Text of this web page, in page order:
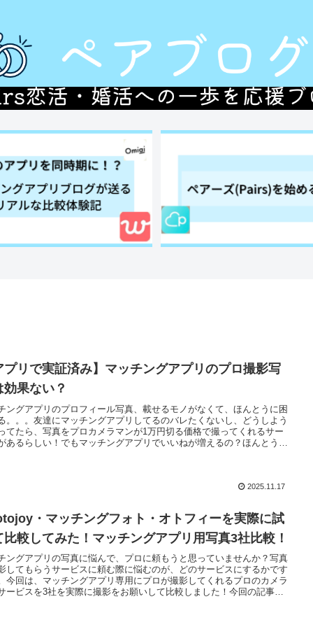
プリで実証済み】マッチングアプリのプロ撮影写
効果ない？
ングアプリのプロフィール写真、載せるモノがなくて、ほんとうに困
。。。友達にマッチングアプリしてるのバレたくないし、どうしよう
てたら、写真をプロカメラマンが1万円切る価格で撮ってくれるサー
あるらしい！でもマッチングアプリでいいねが増えるの？ほんとうに
2025.11.17
・マッチングフォト・オトフィーを実際に試
比較してみた！マッチングアプリ用写真3社比較！
ングアプリの写真に悩んで、プロに頼もうと思っていませんか？写真
してもらうサービスに頼む際に悩むのが、どのサービスにするかです
今回は、マッチングアプリ専用にプロが撮影してくれるプロのカメラ
ービスを3社を実際に撮影をお願いして比較しました！今回の記事を